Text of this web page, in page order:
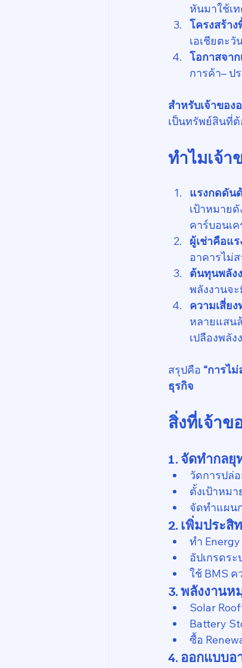
หันมาใช้เ
โครงสร้า
เอเชียตะ
โอกาสจา
การค้า– ป
สำหรับเจ้าของ
เป็นทรัพย์สินที่
ทำไมเจ้า
แรงกดดัน
เป้าหมาย
คาร์บอนเ
ผู้เช่าคือแ
อาคารไม่
ต้นทุนพลัง
พลังงานจ
ความเสี่ย
หลายแสน
เปลืองพลัง
สรุปคือ “การไ
ธุรกิจ
สิ่งที่เจ้า
1. จัดทำกลยุ
วัดการปล่
ตั้งเป้าหม
จัดทำแผน
2. เพิ่มประสิ
ทำ
อัปเกรดร
ใช้ BMS
3. พลังงานห
Solar
Battery
ซื้อ
4. ออกแบบอ